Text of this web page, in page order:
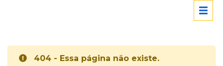
404 - Essa página não existe.